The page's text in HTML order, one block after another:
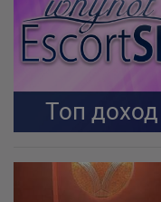
Топ доход